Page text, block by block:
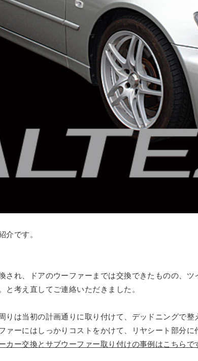
介です。
され、ドアのウーファーまでは交換できたものの、
と考え直してご連絡いただきました。
りは当初の計画通りに取り付けて、デッドニングで整
ァーにはしっかりコストをかけて、リヤシート部分
カー交換とサブウーファー取り付けの事例はこちらで